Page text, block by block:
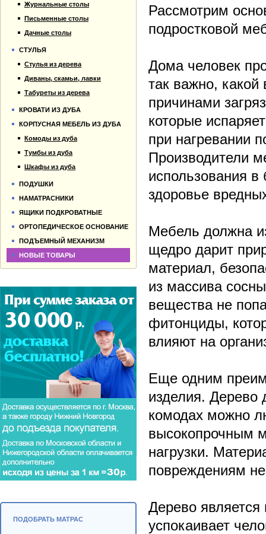
Рассмотрим
подростковой
Дома человек
так важно,
причинами
которые
при нагревании
Производители
использования в
здоровье
Мебель должна
щедро дарит
материал,
из массива
вещества не
фитонциды,
влияют на
Еще одним
изделия. Дерево
комодах можно
высокопрочным
нагрузки.
повреждениям
Дерево
успокаивает
Журнальные столы
Письменные столы
Дачные столы
СТУЛЬЯ
Стулья из дерева
Диваны, скамьи, лавки
Табуреты из дерева
КРОВАТИ ИЗ ДУБА
КОРПУСНАЯ МЕБЕЛЬ ИЗ ДУБА
Комоды из дуба
Тумбы из дуба
Шкафы из дуба
ПОДУШКИ
НАМАТРАСНИКИ
ЯЩИКИ ПОДКРОВАТНЫЕ
ОРТОПЕДИЧЕСКОЕ ОСНОВАНИЕ
ПОДЪЕМНЫЙ МЕХАНИЗМ
НОВЫЕ ТОВАРЫ
ПОДОБРАТЬ МАТРАС